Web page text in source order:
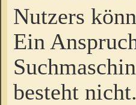
Nutzers
Ein
besteht nicht.